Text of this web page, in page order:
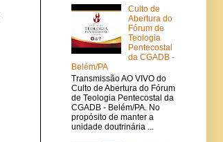
Culto de
Abertura do
Fórum de
Teologia
Pentecostal
da CGADB -
Belém/PA
Transmissão AO VIVO do
Culto de Abertura do Fórum
de Teologia Pentecostal da
CGADB - Belém/PA. No
propósito de manter a
unidade doutrinária ...